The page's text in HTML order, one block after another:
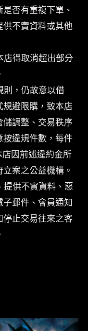
否有重複下單、
供不實資料或其他
得取消超出部分
則，仍故意以借
避限購，致本店
儲調整、交易秩序
按違規件數，每件
因前述違約金所
案之公益機構。
供不實資料、惡
郵件、會員通知
停止交易往來之客